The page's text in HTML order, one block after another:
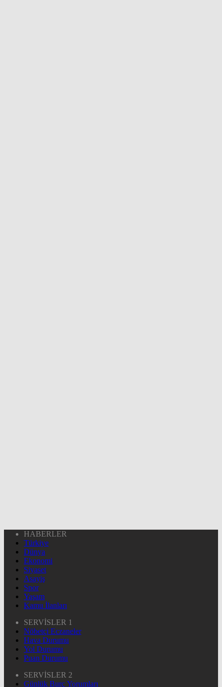
HABERLER
Türkiye
Dünya
Ekonomi
Siyaset
Asayiş
Spor
Yaşam
Kamu İlanları
SERVİSLER 1
Nöbetçi Eczaneler
Hava Durumu
Yol Durumu
Puan Durumu
SERVİSLER 2
Günlük Burç Yorumları